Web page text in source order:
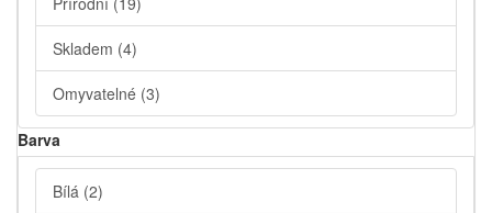
Skladem (4)
Omyvatelné (3)
Barva
Bílá (2)